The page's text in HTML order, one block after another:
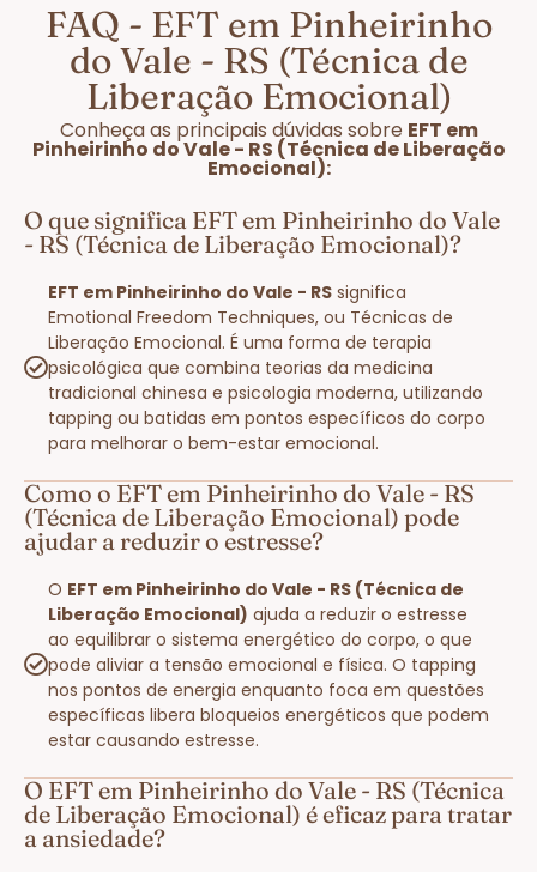
FAQ - EFT em Pinheirinho
do Vale - RS (Técnica de
Liberação Emocional)
Conheça as principais dúvidas sobre EFT em
Pinheirinho do Vale - RS (Técnica de Liberação
Emocional):
O que significa EFT em Pinheirinho do Vale
- RS (Técnica de Liberação Emocional)?
EFT em Pinheirinho do Vale - RS significa
Emotional Freedom Techniques, ou Técnicas de
Liberação Emocional. É uma forma de terapia
psicológica que combina teorias da medicina
tradicional chinesa e psicologia moderna, utilizando
tapping ou batidas em pontos específicos do corpo
para melhorar o bem-estar emocional.
Como o EFT em Pinheirinho do Vale - RS
(Técnica de Liberação Emocional) pode
ajudar a reduzir o estresse?
O EFT em Pinheirinho do Vale - RS (Técnica de
Liberação Emocional) ajuda a reduzir o estresse
ao equilibrar o sistema energético do corpo, o que
pode aliviar a tensão emocional e física. O tapping
nos pontos de energia enquanto foca em questões
específicas libera bloqueios energéticos que podem
estar causando estresse.
O EFT em Pinheirinho do Vale - RS (Técnica
de Liberação Emocional) é eficaz para tratar
a ansiedade?